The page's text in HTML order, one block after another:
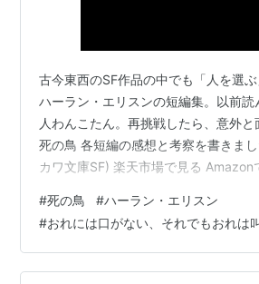
古今東西のSF作品の中でも「人を選ぶ
ハーラン・エリスンの短編集。以前読
人わんこたん。再挑戦したら、意外
死の鳥 各短編の感想と考察を書きま
カワ文庫SF) 楽天市場で見る Amazon
い改めよ、ハーレクィン！」とチクタ
竜討つものにまぼろしを おれには口が
れは叫ぶ プリティー・マギー・マネ
たつ都市をさまよう者 死の鳥 鞭打た
#死の鳥 #ハーラン・エリスン
#おれには口がない、それでもおれは